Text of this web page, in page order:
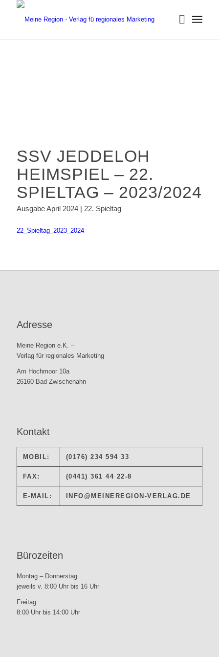
SSV JEDDELOH
HEIMSPIEL – 22.
SPIELTAG – 2023/2024
Ausgabe April 2024 | 22. Spieltag
22_Spieltag_2023_2024
Adresse
Meine Region e.K. –
Verlag für regionales Marketing
Am Hochmoor 10a
26160 Bad Zwischenahn
Kontakt
MOBIL: (0176) 234 594 33
FAX: (0441) 361 44 22-8
E-MAIL: INFO@MEINEREGION-VERLAG.DE
Bürozeiten
Montag – Donnerstag
jeweils v. 8:00 Uhr bis 16 Uhr
Freitag
8:00 Uhr bis 14:00 Uhr